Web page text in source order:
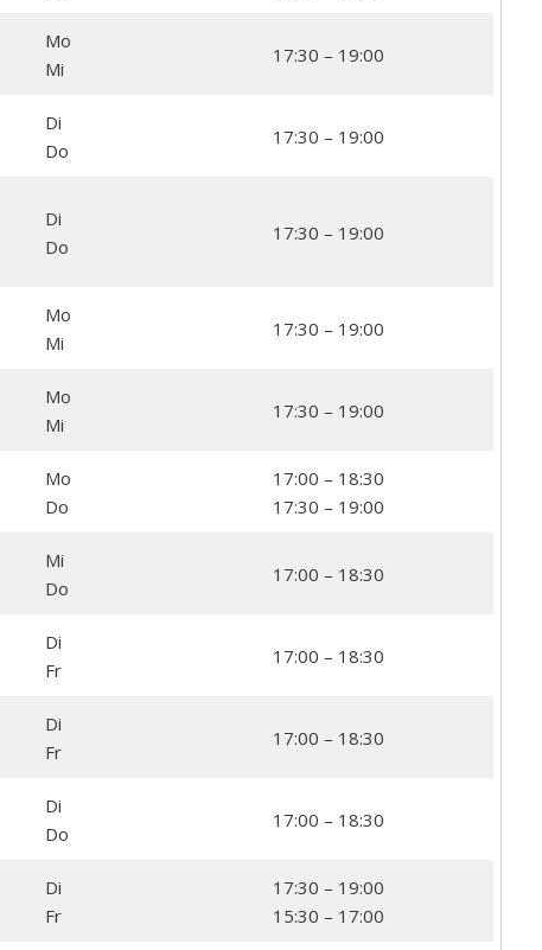
Mo
Mi
17:30 – 19:00
Di
Do
17:30 – 19:00
Di
Do
17:30 – 19:00
Mo
Mi
17:30 – 19:00
Mo
Mi
17:30 – 19:00
Mo
Do
17:00 – 18:30
17:30 – 19:00
Mi
Do
17:00 – 18:30
Di
Fr
17:00 – 18:30
Di
Fr
17:00 – 18:30
Di
Do
17:00 – 18:30
Di
Fr
17:30 – 19:00
15:30 – 17:00